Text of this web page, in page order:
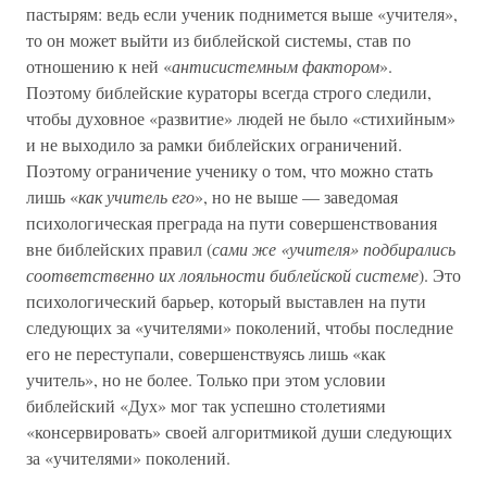
пастырям: ведь если ученик поднимется выше «учителя»,
то он может выйти из библейской системы, став по
отношению к ней «антисистемным фактором».
Поэтому библейские кураторы всегда строго следили,
чтобы духовное «развитие» людей не было «стихийным»
и не выходило за рамки библейских ограничений.
Поэтому ограничение ученику о том, что можно стать
лишь «как учитель его», но не выше — заведомая
психологическая преграда на пути совершенствования
вне библейских правил (сами же «учителя» подбирались
соответственно их лояльности библейской системе). Это
психологический барьер, который выставлен на пути
следующих за «учителями» поколений, чтобы последние
его не переступали, совершенствуясь лишь «как
учитель», но не более. Только при этом условии
библейский «Дух» мог так успешно столетиями
«консервировать» своей алгоритмикой души следующих
за «учителями» поколений.